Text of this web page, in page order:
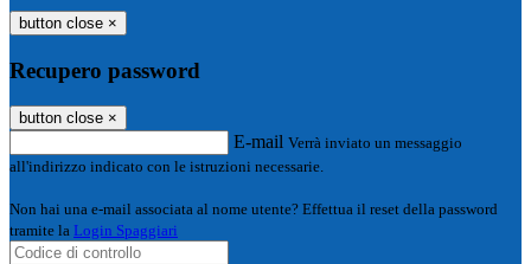
button close ×
Recupero password
button close ×
E-mail Verrà inviato un messaggio
all'indirizzo indicato con le istruzioni necessarie.
Non hai una e-mail associata al nome utente? Effettua il reset della password
tramite la Login Spaggiari